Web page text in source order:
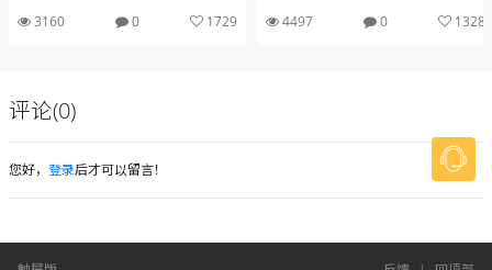
3160 0 1729 4497 0 1328
评论(0)
您好， 登录后才可以留言！